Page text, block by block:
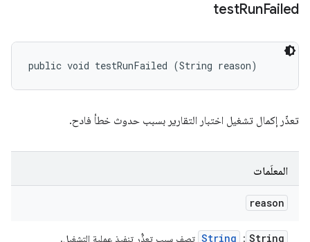
testRunFailed
public void testRunFailed (String reason)
تعذّر إكمال تشغيل اختبار التقارير بسبب حدوث خطأ فادح.
المعلَمات
reason
String
:
String تصف سبب تعذُّر تنفيذ عملية التشغيل.